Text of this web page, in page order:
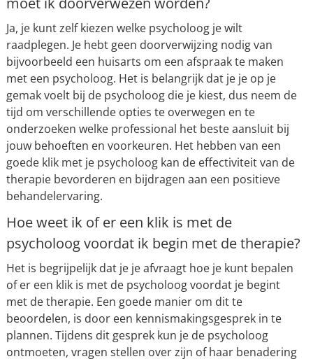
Ja, je kunt zelf kiezen welke psycholoog je wilt
raadplegen. Je hebt geen doorverwijzing nodig van
bijvoorbeeld een huisarts om een afspraak te maken
met een psycholoog. Het is belangrijk dat je je op je
gemak voelt bij de psycholoog die je kiest, dus neem de
tijd om verschillende opties te overwegen en te
onderzoeken welke professional het beste aansluit bij
jouw behoeften en voorkeuren. Het hebben van een
goede klik met je psycholoog kan de effectiviteit van de
therapie bevorderen en bijdragen aan een positieve
behandelervaring.
Hoe weet ik of er een klik is met de
psycholoog voordat ik begin met de therapie?
Het is begrijpelijk dat je je afvraagt hoe je kunt bepalen
of er een klik is met de psycholoog voordat je begint
met de therapie. Een goede manier om dit te
beoordelen, is door een kennismakingsgesprek in te
plannen. Tijdens dit gesprek kun je de psycholoog
ontmoeten, vragen stellen over zijn of haar benadering